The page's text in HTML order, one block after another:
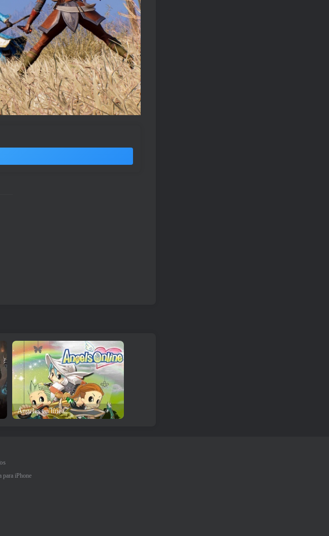
Ángeles en línea
para iPhone